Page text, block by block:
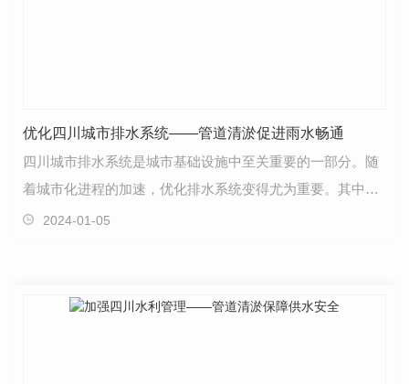
优化四川城市排水系统——管道清淤促进雨水畅通
四川城市排水系统是城市基础设施中至关重要的一部分。随
着城市化进程的加速，优化排水系统变得尤为重要。其中，
管道清淤是促进雨水畅通的关键一环。在城市中，排水…
2024-01-05